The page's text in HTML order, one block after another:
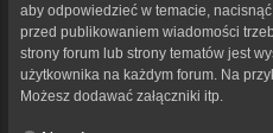
aby odpowiedzieć w temacie,
przed publikowaniem wiadomości
strony forum lub strony tematów jest
użytkownika na każdym forum. Na
Możesz dodawać załączniki itp.